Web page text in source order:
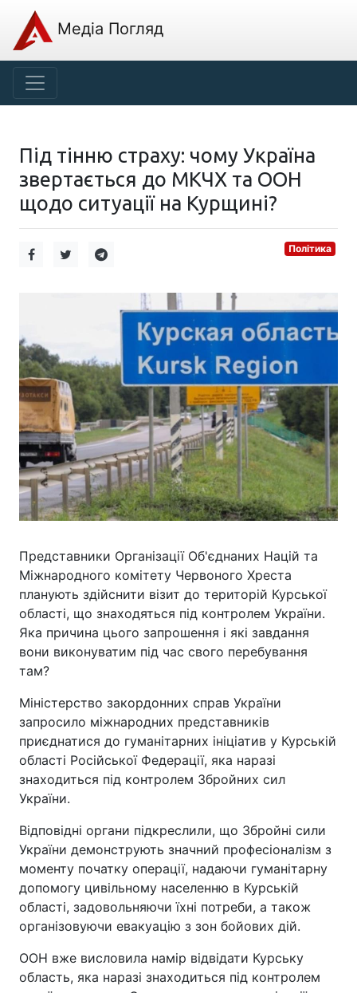
Медіа Погляд
Під тінню страху: чому Україна
звертається до МКЧХ та ООН
щодо ситуації на Курщині?
Політика
Представники Організації Об'єднаних Націй та
Міжнародного комітету Червоного Хреста
планують здійснити візит до територій Курської
області, що знаходяться під контролем України.
Яка причина цього запрошення і які завдання
вони виконуватим під час свого перебування
там?
Міністерство закордонних справ України
запросило міжнародних представників
приєднатися до гуманітарних ініціатив у Курській
області Російської Федерації, яка наразі
знаходиться під контролем Збройних сил
України.
Відповідні органи підкреслили, що Збройні сили
України демонструють значний професіоналізм з
моменту початку операції, надаючи гуманітарну
допомогу цивільному населенню в Курській
області, задовольняючи їхні потреби, а також
організовуючи евакуацію з зон бойових дій.
ООН вже висловила намір відвідати Курську
область, яка наразі знаходиться під контролем